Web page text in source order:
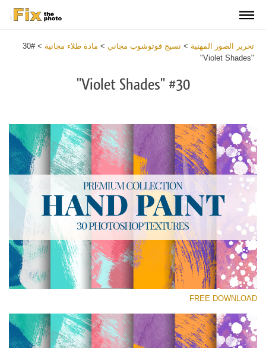
تحرير الصور المهنية > نسيج فوتوشوب مجاني > مادة طلاء مجانية >
#30
"Violet Shades"
#30 "Violet Shades"
رجاء اختر
Hand Painted
Download
Free
Texture
FREE DOWNLOAD